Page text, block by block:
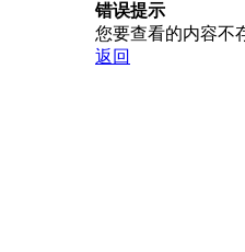
错误提示
您要查看的内容不
返回